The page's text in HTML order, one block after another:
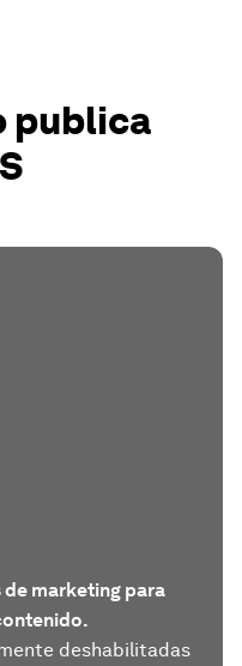
publica
marketing para
deshabilitadas